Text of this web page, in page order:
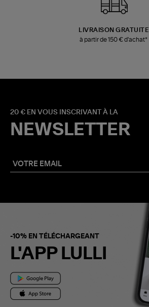
LIVRAISON GRATUITE
à partir de 150 € d'achat*
20 € EN VOUS INSCRIVANT À LA
NEWSLETTER
-10% EN TÉLÉCHARGEANT
L'APP LULLI